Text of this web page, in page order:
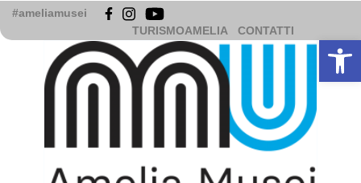
Vai
contenuto
#ameliamusei
TURISMOAMELIA
CONTATTI
Apri la